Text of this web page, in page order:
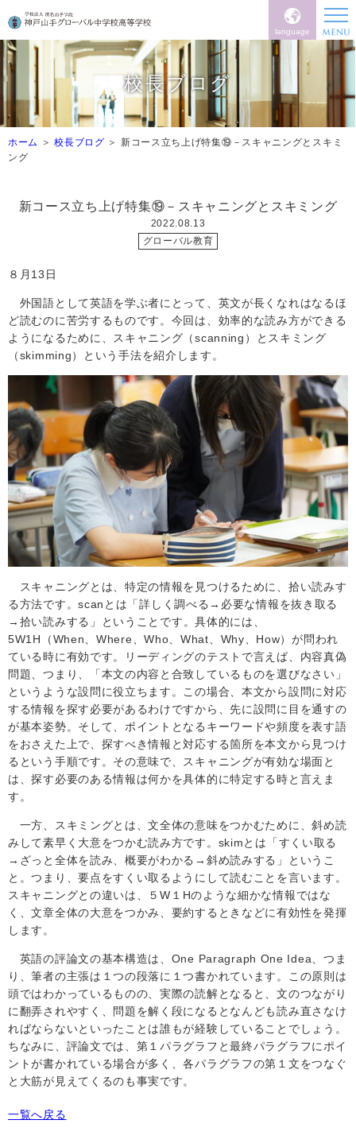
language
校長ブログ
ホーム 校長ブログ
新コース立ち上げ特集⑲－スキャニングとスキミ
ング
新コース立ち上げ特集⑲－スキャニングとスキミング
2022.08.13
グローバル教育
８月 13 日
外国語として英語を学ぶ者にとって、英文が長くなれはなるほ
ど読むのに苦労するものです。今回は、効率的な読み方ができる
ようになるために、スキャニング（scanning ）とスキミング
（skimming）という手法を紹介します。
スキャニングとは、特定の情報を見つけるために、拾い読みす
る方法です。scanとは「詳しく調べる→必要な情報を抜き取る
→拾い読みする」と いうことです。具体的には、
5W1H
（When、Where、Who、What、Why、How）が問われ
ている時に有効です。リーディングのテストで言えば、内容真偽
問題、つまり、「本文の内容と合致しているものを選びなさい」
というような設問に役立ちます。この場合、本文から設問に対応
する情報を探す必要があるわけですから、先に設問に目を通すの
が基本姿勢。そして、ポイントとなるキーワードや頻度を表す語
をおさえた上で、探すべき情報と対応する箇所を本文から見つけ
るという手順です。その意味で、スキャニングが有効な場面と
は、探す必要のある情報は何かを具体的に特定する時と言えま
す。
一方、スキミングとは、文全体の意味をつかむために、斜め読
みして素早く大意をつかむ読み方です。 skimとは「すくい取る
→ざっと全体を読み、概要がわかる→斜め読みする」というこ
と。つまり、要点をすくい取るようにして読むことを言います。
スキャニングとの違いは、５W １ Hのような細かな情報ではな
く、文章全体の大意をつかみ、要約するときなどに有効性を発揮
します。
英語の評論文の基本構造は、One Paragraph One Idea 、つま
り、筆者の主張は１つの段落に１つ書かれています。この原則は
頭ではわかっているものの、実際の読解となると、文のつながり
に翻弄されやすく、問題を解く段になるとなんども読み直さなけ
ればならないといったことは誰もが経験していることでしょう。
ちなみに、評論文では、第１パラグラフと最終パラグラフにポイ
ントが書かれている場合が多く、各パラグラフの第１文をつなぐ
と大筋が見えてくるのも事実です。
一覧へ戻る